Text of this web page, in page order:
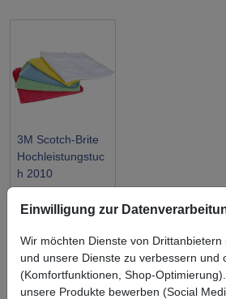
3M Scotch-Brite
Hochleistungstuc
h 2010
Symbol
Vorteil
Ihre Vorteile bei uns
Einwilligung zur
Wir möchten Dienste von
und unsere Dienste zu verbessern und
(Komfortfunktionen, Shop-
unsere Produkte bewerben (Social